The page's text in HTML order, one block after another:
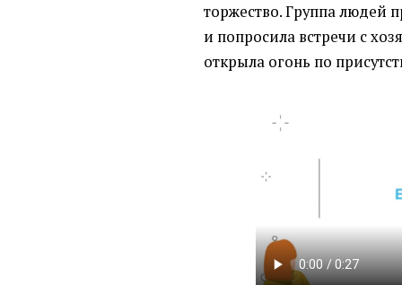
торжество. Группа людей
и попросила встречи с
открыла огонь по